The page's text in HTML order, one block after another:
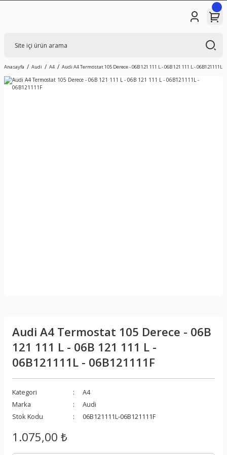
Anasayfa Audi A4 Audi A4 Termostat 105 Derece - 06B 121 111 L - 06B 121 111 L - 06B121111L -
Audi A4 Termostat 105 Derece - 06B
121 111 L - 06B 121 111 L -
06B121111L - 06B121111F
Kategori
A4
Marka
Audi
Stok Kodu
06B121111L-06B121111F
1.075,00 ₺